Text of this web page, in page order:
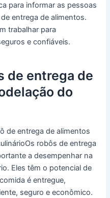
para informar as pessoas
entrega de alimentos.
trabalhar para
e confiáveis.
de entrega de
do
de entrega de alimentos
robôs de entrega
a desempenhar na
Eles têm o potencial de
é entregue,
seguro e econômico.